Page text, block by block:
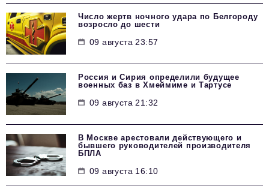
Число жертв ночного удара по Белгороду
возросло до шести
09 августа 23:57
Россия и Сирия определили будущее
военных баз в Хмеймиме и Тартусе
09 августа 21:32
В Москве арестовали действующего и
бывшего руководителей производителя
БПЛА
09 августа 16:10